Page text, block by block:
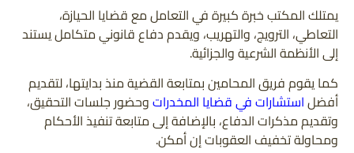
يمتلك المكتب خبرة كبيرة في التعامل مع قضايا الحيازة،
التعاطي، الترويج، والتهريب، ويقدم دفاع قانوني متكامل يستند
إلى الأنظمة الشرعية والجزائية.
كما يقوم فريق المحامين بمتابعة القضية منذ بدايتها، لتقديم
أفضلاستشارات في قضايا المخدراتوحضور جلسات التحقيق،
وتقديم مذكرات الدفاع، بالإضافة إلى متابعة تنفيذ الأحكام
ومحاولة تخفيف العقوبات إن أمكن.